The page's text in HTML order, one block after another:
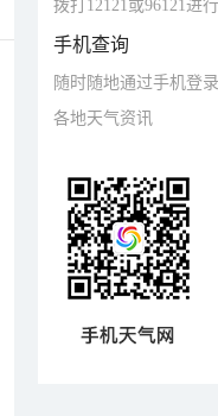
拨打12121或96121进
手机查询
随时随地通过手机登
各地天气资讯